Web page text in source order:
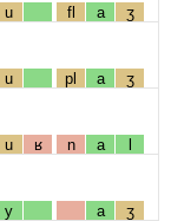
u fl a ʒ
u pl a ʒ
u ʁ n a l
y a ʒ